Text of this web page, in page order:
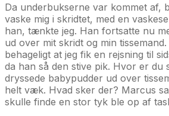
Da underbukserne var kommet af,
vaske mig i skridtet, med en
han, tænkte jeg. Han fortsatte nu
ud over mit skridt og min
behageligt at jeg fik en rejsning til
da han så den stive pik. Hvor er du
dryssede babypudder ud over
helt væk. Hvad sker der? Marcus
skulle finde en stor tyk ble op af